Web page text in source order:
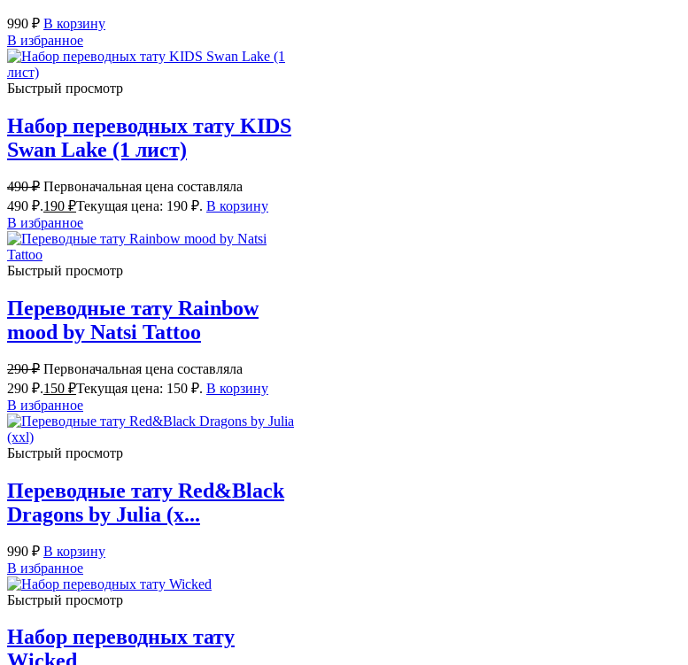
990 ₽ В корзину
В избранное
Быстрый просмотр
Набор переводных тату KIDS
Swan Lake (1 лист)
490₽ Первоначальная цена составляла
490 ₽.190 ₽Текущая цена: 190 ₽. В корзину
В избранное
Быстрый просмотр
Переводные тату Rainbow
mood by Natsi Tattoo
290₽ Первоначальная цена составляла
290 ₽.150 ₽Текущая цена: 150 ₽. В корзину
В избранное
Быстрый просмотр
Переводные тату Red&Black
Dragons by Julia (x...
990 ₽ В корзину
В избранное
Быстрый просмотр
Набор переводных тату